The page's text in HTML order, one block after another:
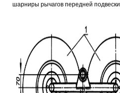
шарниры рычагов передней подвески